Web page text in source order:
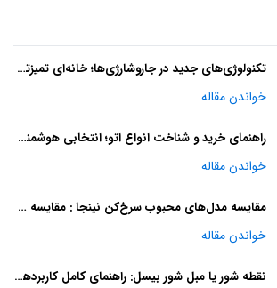
تکنولوژی‌های جدید در جاروشارژی‌ها؛ خانه‌ای تمیزتر با آینده‌ای هوشمند
خواندن مقاله
راهنمای خرید و شناخت انواع اتو؛ انتخابی هوشمندانه
خواندن مقاله
مقایسه مدل‌های محبوب سرخ‌کن نینجا : مقایسه و راهنمای خرید
خواندن مقاله
نقطه شور یا مبل شور بیسل: راهنمای کامل کاربردها و مزایا